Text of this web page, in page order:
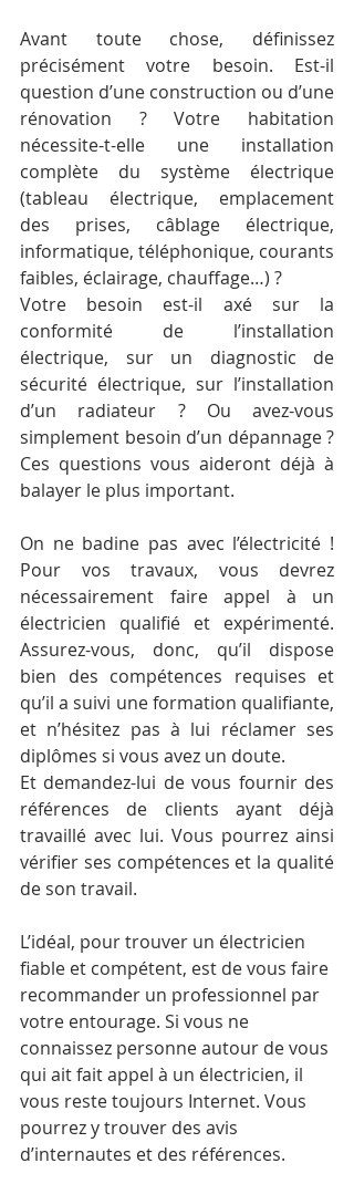
Avant toute chose, définissez
précisément votre besoin. Est-il
question d’une construction ou d’une
rénovation ? Votre habitation
nécessite-t-elle une installation
complète du système électrique
(tableau électrique, emplacement
des prises, câblage électrique,
informatique, téléphonique, courants
faibles, éclairage, chauffage…) ?
Votre besoin est-il axé sur la
conformité de l’installation
électrique, sur un diagnostic de
sécurité électrique, sur l’installation
d’un radiateur ? Ou avez-vous
simplement besoin d’un dépannage ?
Ces questions vous aideront déjà à
balayer le plus important.
On ne badine pas avec l’électricité !
Pour vos travaux, vous devrez
nécessairement faire appel à un
électricien qualifié et expérimenté.
Assurez-vous, donc, qu’il dispose
bien des compétences requises et
qu’il a suivi une formation qualifiante,
et n’hésitez pas à lui réclamer ses
diplômes si vous avez un doute.
Et demandez-lui de vous fournir des
références de clients ayant déjà
travaillé avec lui. Vous pourrez ainsi
vérifier ses compétences et la qualité
de son travail.
L’idéal, pour trouver un électricien
fiable et compétent, est de vous faire
recommander un professionnel par
votre entourage. Si vous ne
connaissez personne autour de vous
qui ait fait appel à un électricien, il
vous reste toujours Internet. Vous
pourrez y trouver des avis
d’internautes et des références.